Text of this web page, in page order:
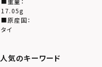
17.05g
■原産国：
タイ